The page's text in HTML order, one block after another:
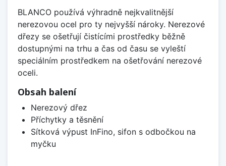
BLANCO používá výhradně nejkvalitnější
nerezovou ocel pro ty nejvyšší nároky. Nerezové
dřezy se ošetřují čistícími prostředky běžně
dostupnými na trhu a čas od času se vyleští
speciálním prostředkem na ošetřování nerezové
oceli.
Obsah balení
Nerezový dřez
Příchytky a těsnění
Sítková výpust InFino, sifon s odbočkou na
myčku